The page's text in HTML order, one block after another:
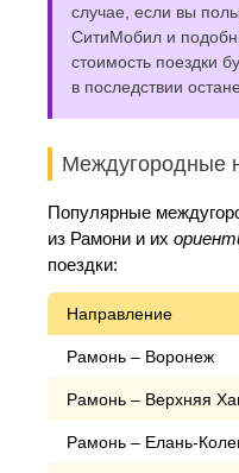
случае, если вы
СитиМобил и
стоимость поездки
в последствии
Междугородные
Популярные
из Рамони и их
поездки:
Направление
Рамонь – Воронеж
Рамонь – Верхняя
Рамонь – Елань-